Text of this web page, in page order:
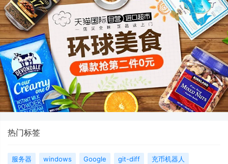
热门标签
服务器 windows Google git-diff
充币机器人